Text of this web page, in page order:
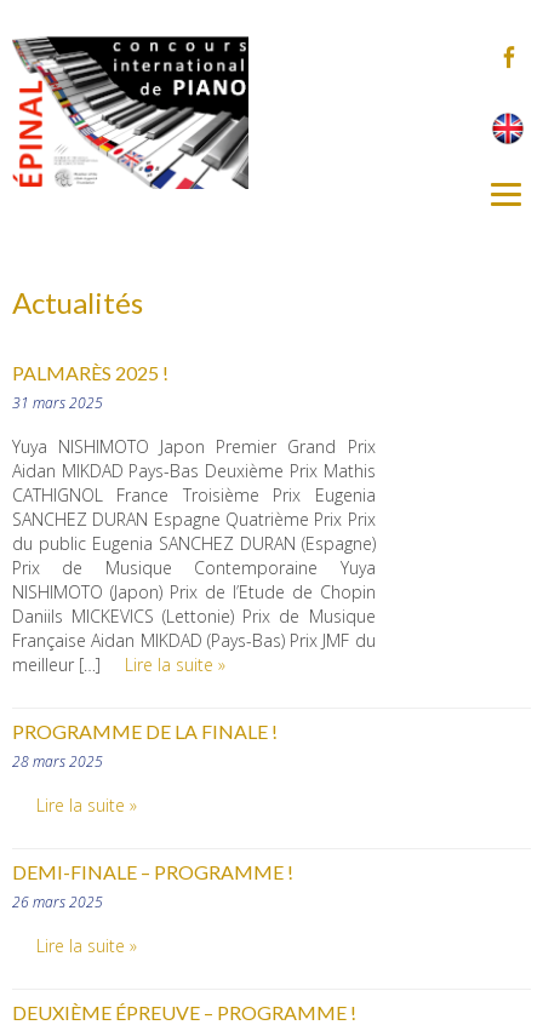
Actualités
PALMARÈS 2025 !
31 mars 2025
Yuya NISHIMOTO Japon Premier Grand Prix
Aidan MIKDAD Pays-Bas Deuxième Prix Mathis
CATHIGNOL France Troisième Prix Eugenia
SANCHEZ DURAN Espagne Quatrième Prix Prix
du public Eugenia SANCHEZ DURAN (Espagne)
Prix de Musique Contemporaine Yuya
NISHIMOTO (Japon) Prix de l’Etude de Chopin
Daniils MICKEVICS (Lettonie) Prix de Musique
Française Aidan MIKDAD (Pays-Bas) Prix JMF du
meilleur […]
Lire la suite »
PROGRAMME DE LA FINALE !
28 mars 2025
Lire la suite »
DEMI-FINALE – PROGRAMME !
26 mars 2025
Lire la suite »
DEUXIÈME ÉPREUVE – PROGRAMME !